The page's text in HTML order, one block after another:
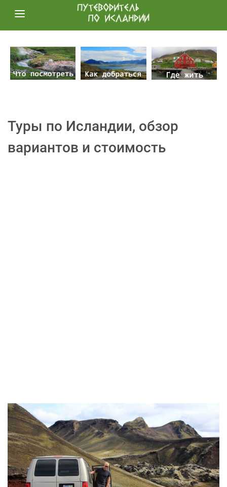
Туры по Исландии, обзор
вариантов и стоимость